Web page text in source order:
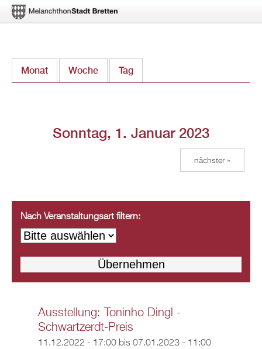
zum
Monat Woche Tag
Sonntag, 1. Januar 2023
nächster »
Nach Veranstaltungsart filtern:
Ausstellung: Toninho Dingl -
Schwartzerdt-Preis
11.12.2022 - 17:00bis 07.01.2023 - 11:00